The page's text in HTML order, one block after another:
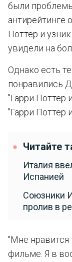
были
антирейтинге
Поттер и
увидели на
Однако есть
понравились
"Гарри Поттер
"Гарри Поттер
Читайте
Италия
Испанией
Союзники
пролив в
"Мне нравится
фильме. Я в